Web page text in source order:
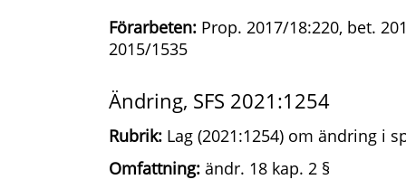
Förarbeten: Prop. 2017/18:220, bet.
2015/1535
Ändring, SFS 2021:1254
Rubrik: Lag (2021:1254) om ändring i
Omfattning: ändr. 18 kap. 2 §